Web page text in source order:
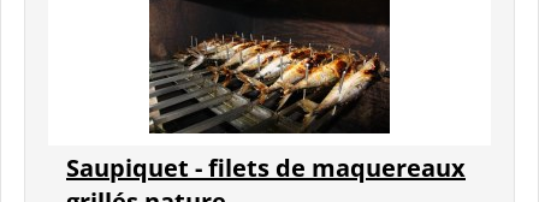
Saupiquet - filets de maquereaux